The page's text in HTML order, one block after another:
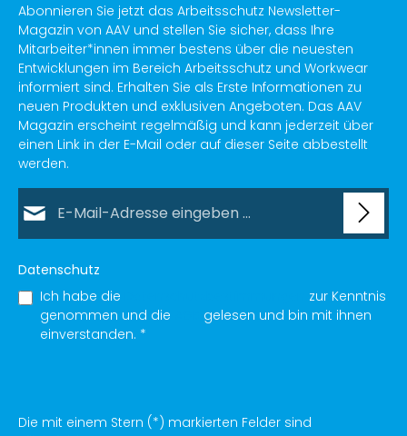
Abonnieren Sie jetzt das Arbeitsschutz Newsletter-
Magazin von AAV und stellen Sie sicher, dass Ihre
Mitarbeiter*innen immer bestens über die neuesten
Entwicklungen im Bereich Arbeitsschutz und Workwear
informiert sind. Erhalten Sie als Erste Informationen zu
neuen Produkten und exklusiven Angeboten. Das AAV
Magazin erscheint regelmäßig und kann jederzeit über
einen Link in der E-Mail oder auf dieser Seite abbestellt
werden.
Datenschutz
Ich habe die
zur Kenntnis
genommen und die
gelesen und bin mit ihnen
einverstanden. *
Die mit einem Stern (*) markierten Felder sind